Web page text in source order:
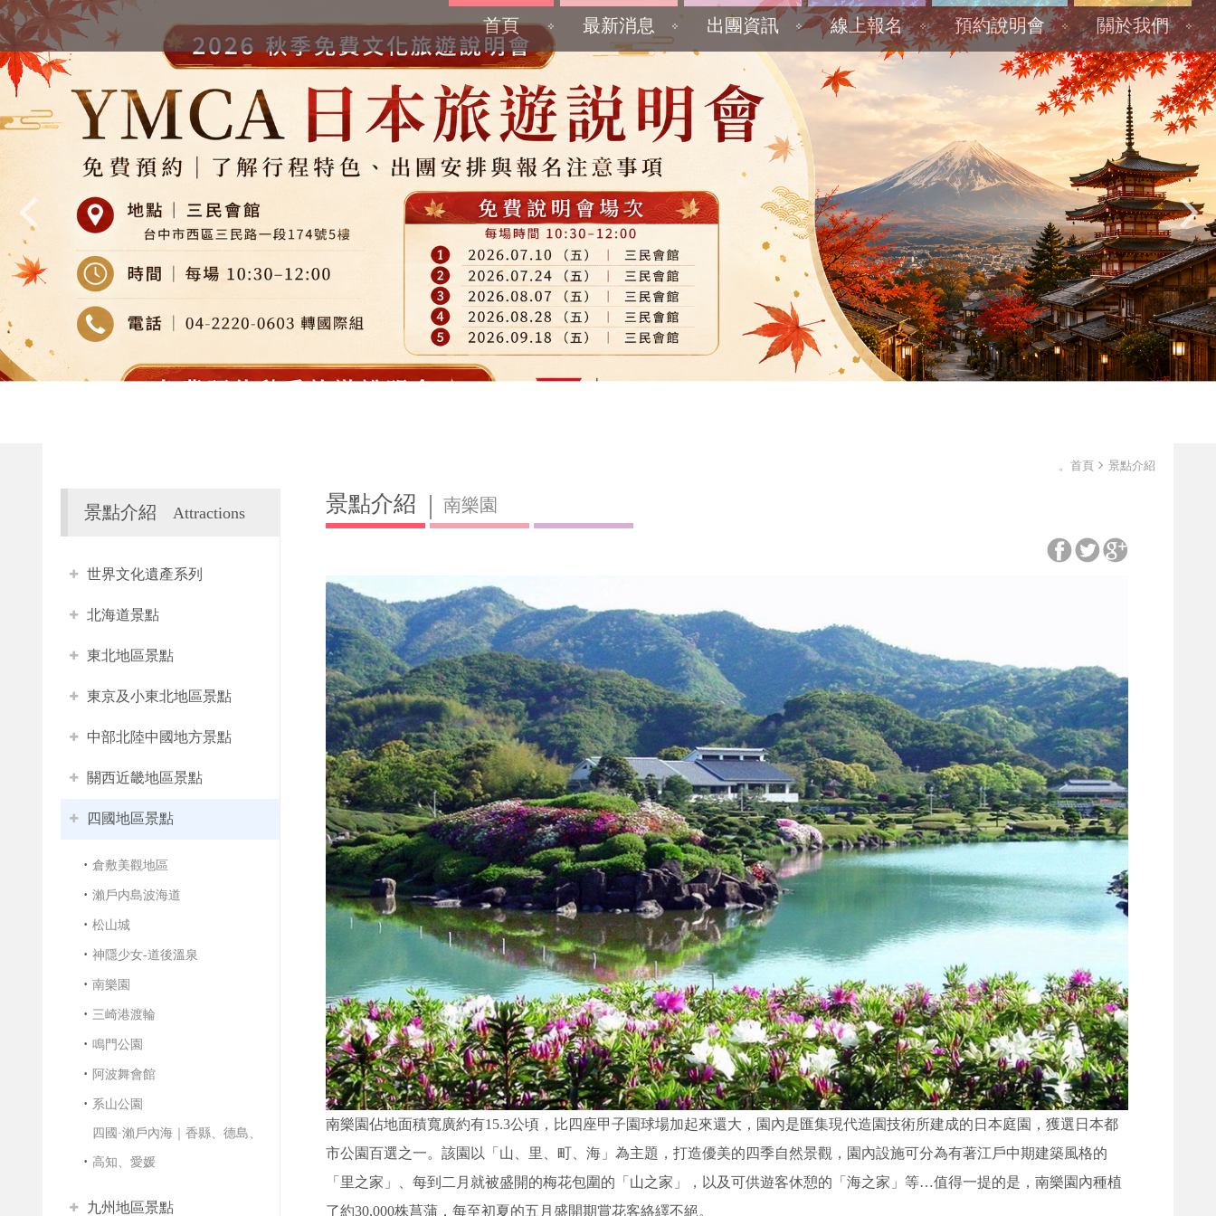
首頁 最新消息 出團資訊 線上報名 預約說明會 關於我們
。首頁 景點介紹
景點介紹 Attractions
世界文化遺產系列
北海道景點
東北地區景點
東京及小東北地區景點
中部北陸中國地方景點
關西近畿地區景點
四國地區景點
倉敷美觀地區
瀨戶内島波海道
松山城
神隱少女-道後溫泉
南樂園
三崎港渡輪
鳴門公園
阿波舞會館
系山公園
四國·瀨戶內海｜香縣、德島、
高知、愛媛
九州地區景點
景點介紹 南樂園
南樂園佔地面積寬廣約有15.3公頃，比四座甲子園球場加起來還大，園內是匯集現代造園技術所建成的日本庭園，獲選日本都
市公園百選之一。該園以「山、里、町、海」為主題，打造優美的四季自然景觀，園內設施可分為有著江戶中期建築風格的
「里之家」、每到二月就被盛開的梅花包圍的「山之家」，以及可供遊客休憩的「海之家」等…值得一提的是，南樂園內種植
了約30,000株菖蒲，每至初夏的五月盛開期賞花客絡繹不絕。